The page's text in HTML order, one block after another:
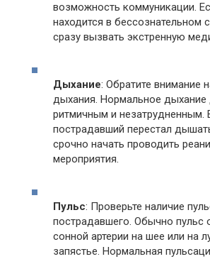
возможность коммуникации.
находится в бессознательном
сразу вызвать экстренную
Дыхание: Обратите внимание
дыхания. Нормальное
ритмичным и незатрудненным.
пострадавший перестал
срочно начать проводить
мероприятия.
Пульс: Проверьте наличие
пострадавшего. Обычно пульс
сонной артерии на шее или на
запястье. Нормальная